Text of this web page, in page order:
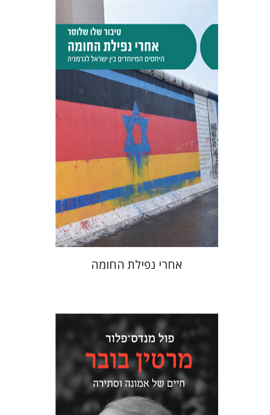
טיבור שלו שלוסר
הנחת אתר ספר מודפס
$42
$38
אחרי נפילת החומה
פול מנדס-פלור
מתן אורם